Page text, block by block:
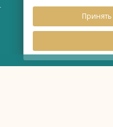
Принять